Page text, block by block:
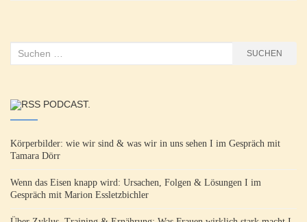
Suchen
SUCHEN
PODCAST.
Körperbilder: wie wir sind & was wir in uns sehen I im Gespräch mit
Tamara Dörr
Wenn das Eisen knapp wird: Ursachen, Folgen & Lösungen I im
Gespräch mit Marion Essletzbichler